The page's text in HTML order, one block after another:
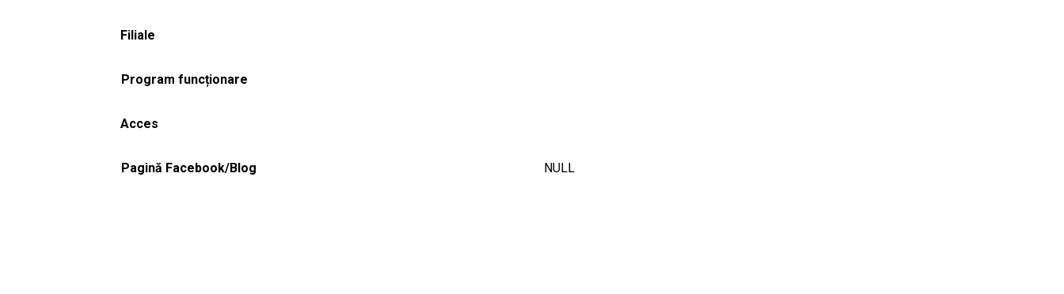
Filiale
Program funcționare
Acces
Pagină Facebook/Blog NULL